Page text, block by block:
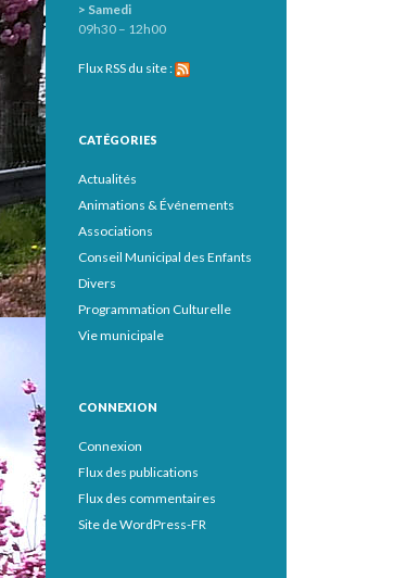
> Samedi
09h30 – 12h00
Flux RSS du site :
CATÉGORIES
Actualités
Animations & Événements
Associations
Conseil Municipal des Enfants
Divers
Programmation Culturelle
Vie municipale
CONNEXION
Connexion
Flux des publications
Flux des commentaires
Site de WordPress-FR